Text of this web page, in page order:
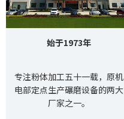
始于1973年
专注粉体加工五十一载，原机
电部定点生产碾磨设备的两大
厂家之一。